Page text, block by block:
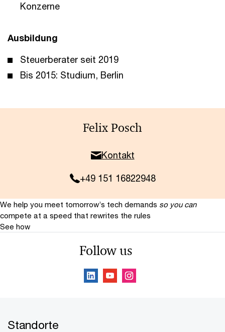
Konzerne
Ausbildung
Steuerberater seit 2019
Bis 2015: Studium, Berlin
Felix Posch
Kontakt
+49 151 16822948
We help you meet tomorrow’s tech demands so you can
compete at a speed that rewrites the rules
See how
Follow us
Standorte